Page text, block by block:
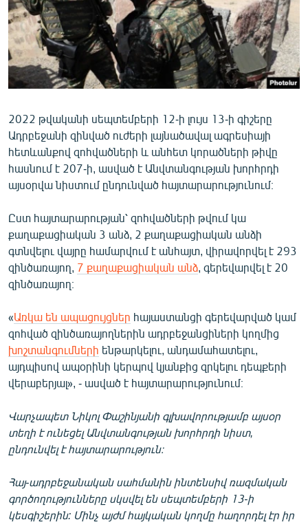
ՄԻՋԱԶԳԱՅԻՆ
ՄՇԱԿՈՒՅԹ
ՍՊՈՐՏ
ՄԵԿՆԱԲԱՆՈՒԹՅՈՒՆ
ՏՏ ԵՒ ԻՆՏԵՐՆԵՏ
ԿՈՐՈՆԱՎԻՐՈՒՍ
ԱՐԽԻՎ
ՏԵՍԱՆՅՈՒԹԵՐ
ԲԱՆԱՎԵՃ
ՁԳՏԵԼՈՎ ԼԱՎԱԳՈՒՅՆԻՆ
ՓՈԴՔԱՍԹ
English
Русский
ՀԵՏԵՎԵՔ ՄԵԶ
«Ազատության» բոլոր կայքերը
2022 թվականի սեպտեմբերի 12-ի լույս 13-ի գիշերը
Ադրբեջանի զինված ուժերի լայնածավալ ագրեսիայի
հետևանքով զոհվածների և անհետ կորածների թիվը
հասնում է 207-ի, ասված է Անվտանգության խորհրդի
այսօրվա նիստում ընդունված հայտարարությունում։
Ըստ հայտարարության՝ զոհվածների թվում կա
քաղաքացիական 3 անձ, 2 քաղաքացիական անձի
գտնվելու վայրը համարվում է անհայտ, վիրավորվել է 293
զինծառայող, 7 քաղաքացիական անձ , գերեվարվել է 20
զինծառայող։
«Առկա են ապացույցներ հայաստանցի գերեվարված կամ
զոհված զինծառայողներին ադրբեջանցիների կողմից
խոշտանգումների ենթարկելու, անդամահատելու,
այդպիսով ապօրինի կերպով կյանքից զրկելու դեպքերի
վերաբերյալ», - ասված է հայտարարությունում։
Վարչապետ Նիկոլ Փաշինյանի գլխավորությամբ այսօր
տեղի է ունեցել Անվտանգության խորհրդի նիստ,
ընդունվել է հայտարարություն։
Հայ-ադրբեջանական սահմանին ինտենսիվ ռազմական
գործողությունները սկսվել են սեպտեմբերի 13-ի
կեսգիշերին: Մինչ այժմ հայկական կողմը հաղորդել էր իր